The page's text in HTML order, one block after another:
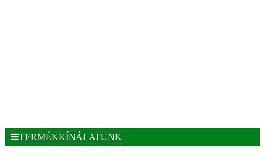
TERMÉKKÍNÁLATUNK